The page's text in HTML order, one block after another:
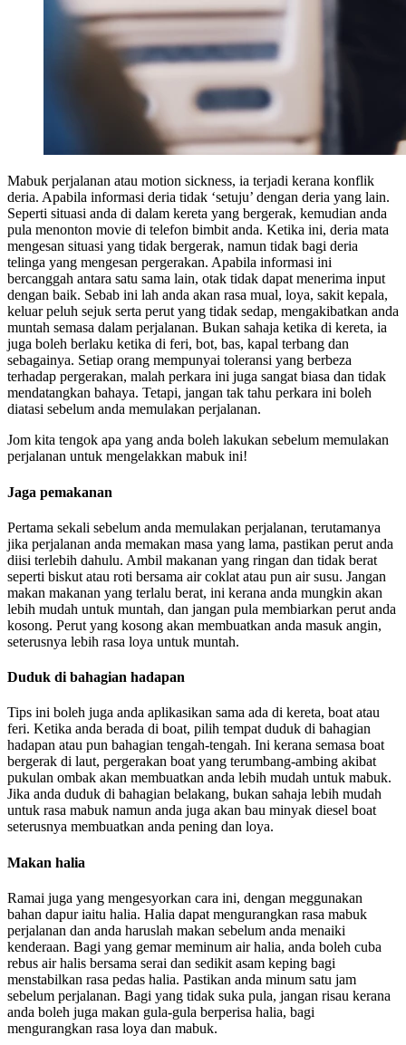
Mabuk perjalanan atau motion sickness, ia terjadi kerana konflik
deria. Apabila informasi deria tidak ‘setuju’ dengan deria yang lain.
Seperti situasi anda di dalam kereta yang bergerak, kemudian anda
pula menonton movie di telefon bimbit anda. Ketika ini, deria mata
mengesan situasi yang tidak bergerak, namun tidak bagi deria
telinga yang mengesan pergerakan. Apabila informasi ini
bercanggah antara satu sama lain, otak tidak dapat menerima input
dengan baik. Sebab ini lah anda akan rasa mual, loya, sakit kepala,
keluar peluh sejuk serta perut yang tidak sedap, mengakibatkan anda
muntah semasa dalam perjalanan. Bukan sahaja ketika di kereta, ia
juga boleh berlaku ketika di feri, bot, bas, kapal terbang dan
sebagainya. Setiap orang mempunyai toleransi yang berbeza
terhadap pergerakan, malah perkara ini juga sangat biasa dan tidak
mendatangkan bahaya. Tetapi, jangan tak tahu perkara ini boleh
diatasi sebelum anda memulakan perjalanan.
Jom kita tengok apa yang anda boleh lakukan sebelum memulakan
perjalanan untuk mengelakkan mabuk ini!
Jaga pemakanan
Pertama sekali sebelum anda memulakan perjalanan, terutamanya
jika perjalanan anda memakan masa yang lama, pastikan perut anda
diisi terlebih dahulu. Ambil makanan yang ringan dan tidak berat
seperti biskut atau roti bersama air coklat atau pun air susu. Jangan
makan makanan yang terlalu berat, ini kerana anda mungkin akan
lebih mudah untuk muntah, dan jangan pula membiarkan perut anda
kosong. Perut yang kosong akan membuatkan anda masuk angin,
seterusnya lebih rasa loya untuk muntah.
Duduk di bahagian hadapan
Tips ini boleh juga anda aplikasikan sama ada di kereta, boat atau
feri. Ketika anda berada di boat, pilih tempat duduk di bahagian
hadapan atau pun bahagian tengah-tengah. Ini kerana semasa boat
bergerak di laut, pergerakan boat yang terumbang-ambing akibat
pukulan ombak akan membuatkan anda lebih mudah untuk mabuk.
Jika anda duduk di bahagian belakang, bukan sahaja lebih mudah
untuk rasa mabuk namun anda juga akan bau minyak diesel boat
seterusnya membuatkan anda pening dan loya.
Makan halia
Ramai juga yang mengesyorkan cara ini, dengan meggunakan
bahan dapur iaitu halia. Halia dapat mengurangkan rasa mabuk
perjalanan dan anda haruslah makan sebelum anda menaiki
kenderaan. Bagi yang gemar meminum air halia, anda boleh cuba
rebus air halis bersama serai dan sedikit asam keping bagi
menstabilkan rasa pedas halia. Pastikan anda minum satu jam
sebelum perjalanan. Bagi yang tidak suka pula, jangan risau kerana
anda boleh juga makan gula-gula berperisa halia, bagi
mengurangkan rasa loya dan mabuk.